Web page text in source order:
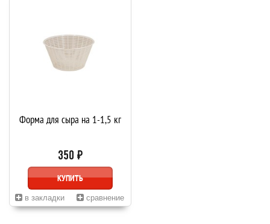
Форма для сыра на 1-1,5 кг
350 ₽
КУПИТЬ
в закладки сравнение